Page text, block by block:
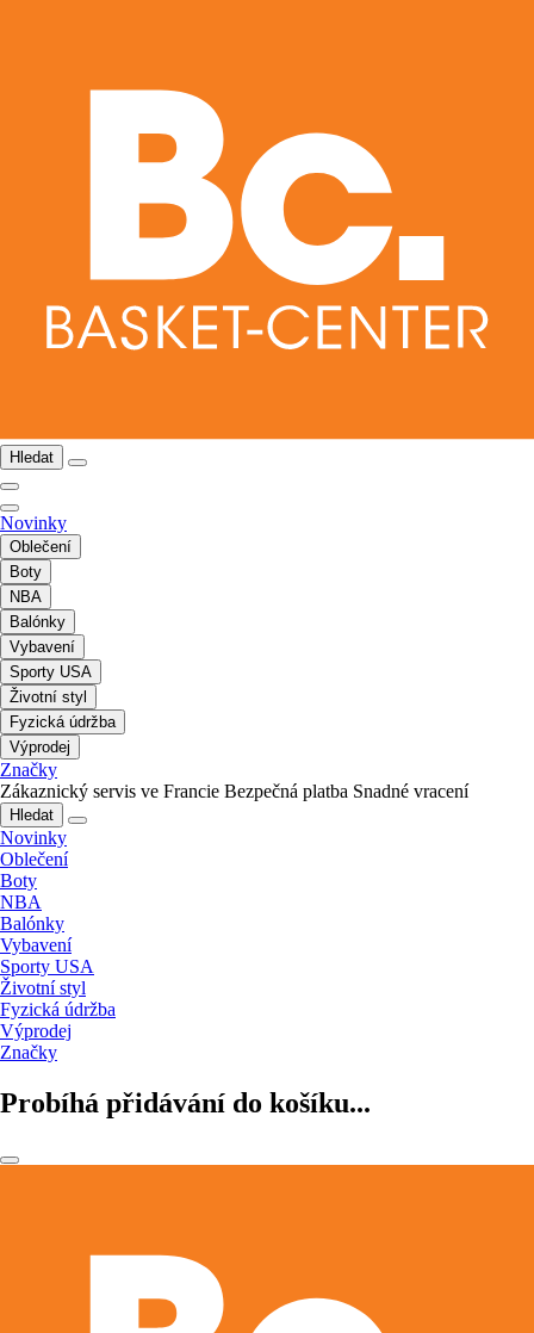
Hledat
Novinky
Oblečení
Boty
NBA
Balónky
Vybavení
Sporty USA
Životní styl
Fyzická údržba
Výprodej
Značky
Zákaznický servis ve Francie Bezpečná platba Snadné vracení
Hledat
Novinky
Oblečení
Boty
NBA
Balónky
Vybavení
Sporty USA
Životní styl
Fyzická údržba
Výprodej
Značky
Probíhá přidávání do košíku...